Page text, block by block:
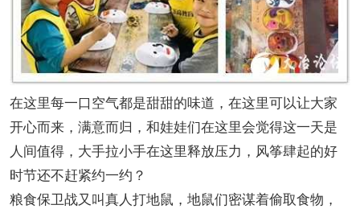
在这里每一口空气都是甜甜的味道，在这里可以让大家
开心而来，满意而归，和娃娃们在这里会觉得这一天是
人间值得，大手拉小手在这里释放压力，风筝肆起的好
时节还不赶紧约一约？
粮食保卫战又叫真人打地鼠，地鼠们密谋着偷取食物，